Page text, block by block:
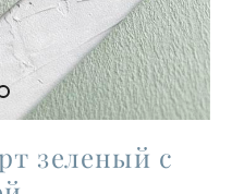
зеленый с